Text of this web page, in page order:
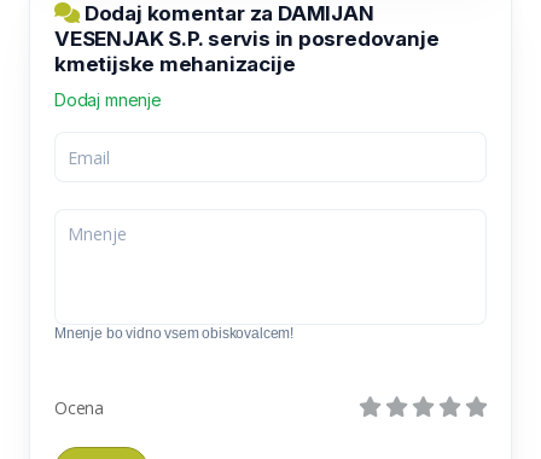
Dodaj komentar za DAMIJAN
VESENJAK S.P. servis in posredovanje
kmetijske mehanizacije
Dodaj mnenje
Mnenje bo vidno vsem obiskovalcem!
Ocena